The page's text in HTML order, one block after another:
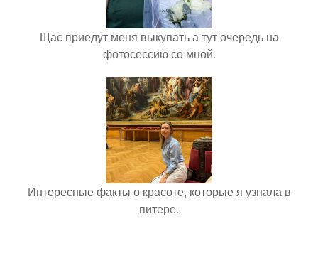
Щас приедут меня выкупать а тут очередь на
фотосессию со мной.
Интересные факты о красоте, которые я узнала в
питере.